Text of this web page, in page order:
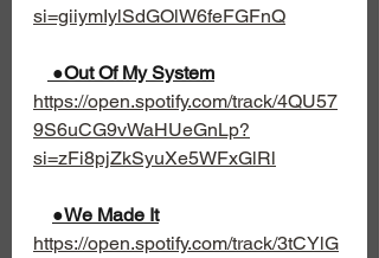
si=giiymIylSdGOlW6feFGFnQ
●Out Of My System
https://open.spotify.com/track/4QU57
9S6uCG9vWaHUeGnLp?
si=zFi8pjZkSyuXe5WFxGlRl
●We Made It
https://open.spotify.com/track/3tCYlG